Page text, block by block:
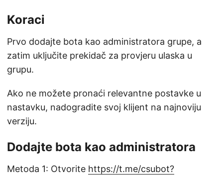
Koraci
Prvo dodajte bota kao administratora grupe, a
zatim uključite prekidač za provjeru ulaska u
grupu.
Ako ne možete pronaći relevantne postavke u
nastavku, nadogradite svoj klijent na najnoviju
verziju.
Dodajte bota kao administratora
Metoda 1: Otvorite https://t.me/csubot?